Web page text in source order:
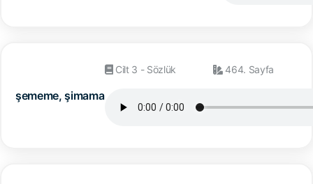
şememe, şimama
Cilt 3 - Sözlük 464. Sayfa